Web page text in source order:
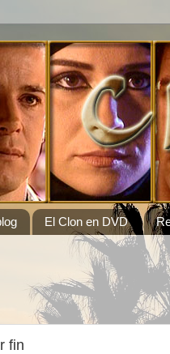
El Clon en DVD
fin